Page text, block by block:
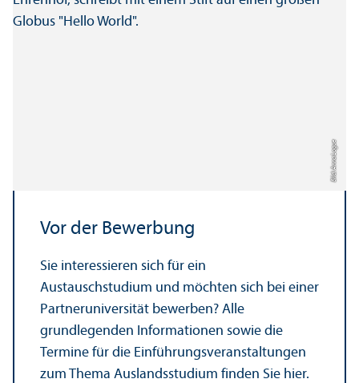
Bild: Anna Logue
Vor der Bewerbung
Sie interessieren sich für ein
Austauschstudium und möchten sich bei einer
Partner­universität bewerben? Alle
grundlegenden Informationen sowie die
Termine für die Einführungs­veranstaltungen
zum Thema Auslands­studium finden Sie hier.